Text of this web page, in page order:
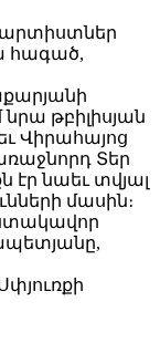
արտիստներ
հագած,
թբիլիսյան
Վիրահայոց
Տեր
էր նաեւ տվյալ
մասին։